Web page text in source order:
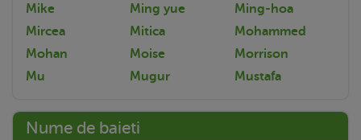
Mike
Ming yue
Ming-hoa
Mircea
Mitica
Mohammed
Mohan
Moise
Morrison
Mu
Mugur Mustafa
Nume de baieti